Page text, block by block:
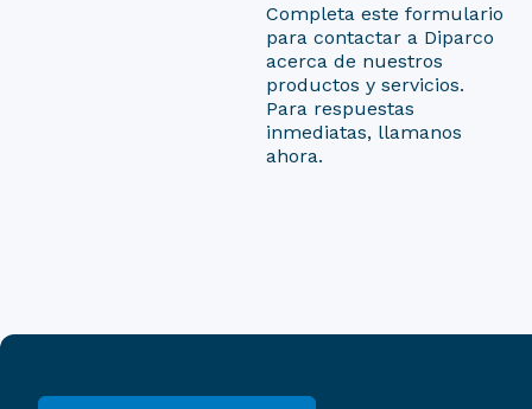
Completa este formulario
para contactar a Diparco
acerca de nuestros
productos y servicios.
Para respuestas
inmediatas, llamanos
ahora.